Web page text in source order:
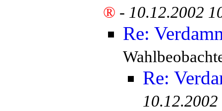
® - 10.12.2002
Re:
Re: